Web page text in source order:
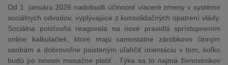
Od 1. januára 2026 nadobudli účinnosť viaceré zmeny v systéme
sociálnych odvodov, vyplývajúce z konsolidačných opatrení vlády.
Sociálna poisťovňa reagovala na nové pravidlá sprístupnením
online kalkulačiek, ktoré majú samostatne zárobkovo činným
osobám a dobrovoľne poisteným uľahčiť orientáciu v tom, koľko
budú po novom mesačne platiť . Týka sa to najmä živnostníkov